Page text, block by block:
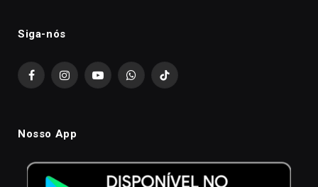
Siga-nós
FacebookInstagramYouTubeWhatsAppTikTok
Nosso App